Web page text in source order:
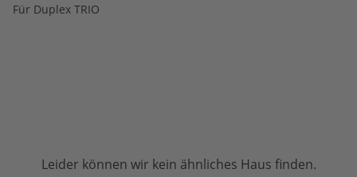
Für Duplex TRIO
Leider können wir kein ähnliches Haus finden.